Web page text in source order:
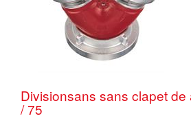
Divisionsans sans clapet de
/ 75